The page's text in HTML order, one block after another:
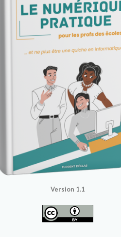
Version 1.1